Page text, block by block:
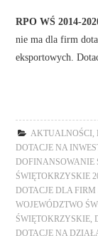
RPO WŚ 2014-
nie ma dla firm
eksportowych.
AKTUALNOŚCI
DOTACJE NA
ŚWIĘTOKRZYSKIE
DOTACJE DLA
WOJEWÓDZTWO
ŚWIĘTOKRZYSKIE
DOTACJE NA